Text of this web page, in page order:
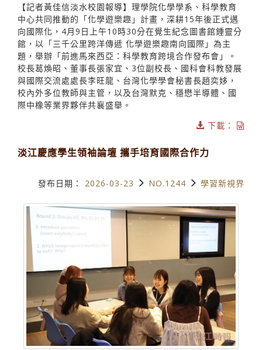
【記者黃佳信淡水校園報導】理學院化學學系、科學教育
中心共同推動的「化學遊樂趣」計畫，深耕15年後正式邁
向國際化，4月9日上午10時30分在覺生紀念圖書館鍾靈分
館，以「三千公里跨洋傳遞 化學遊樂趣南向國際」為主
題，舉辦「前進馬來西亞：科學教育跨境合作發布會」。
校長葛煥昭、董事長張家宜、3位副校長、國科會科教發展
與國際交流處處長李旺龍、台灣化學學會秘書長趙奕姼，
校內外多位教師與主管，以及台灣默克、穩懋半導體、國
際中橡等業界夥伴共襄盛舉。
下載：
淡江慶應學生領袖論壇 攜手培育國際合作力
發布日期： 2026-03-23 NO.1244 學習新視界